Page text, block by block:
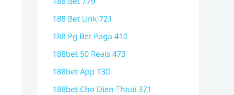
188 Bet Link 721
188 Pg Bet Paga 410
188bet 50 Reais 473
188bet App 130
188bet Cho Dien Thoai 371